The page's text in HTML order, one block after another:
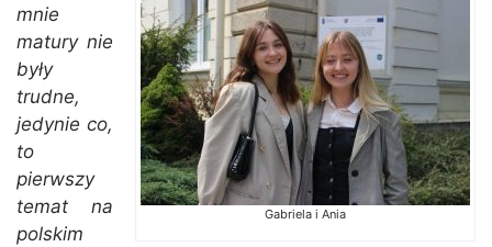
Gabriela i Ania
mnie
matury nie
były
trudne,
jedynie co,
to
pierwszy
temat na
polskim